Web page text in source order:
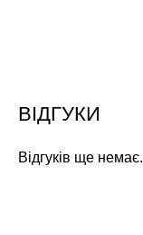
ВІДГУКИ
Відгуків ще немає.